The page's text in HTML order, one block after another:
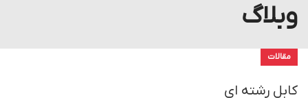
وبلاگ
مقالات
کابل رشته ای